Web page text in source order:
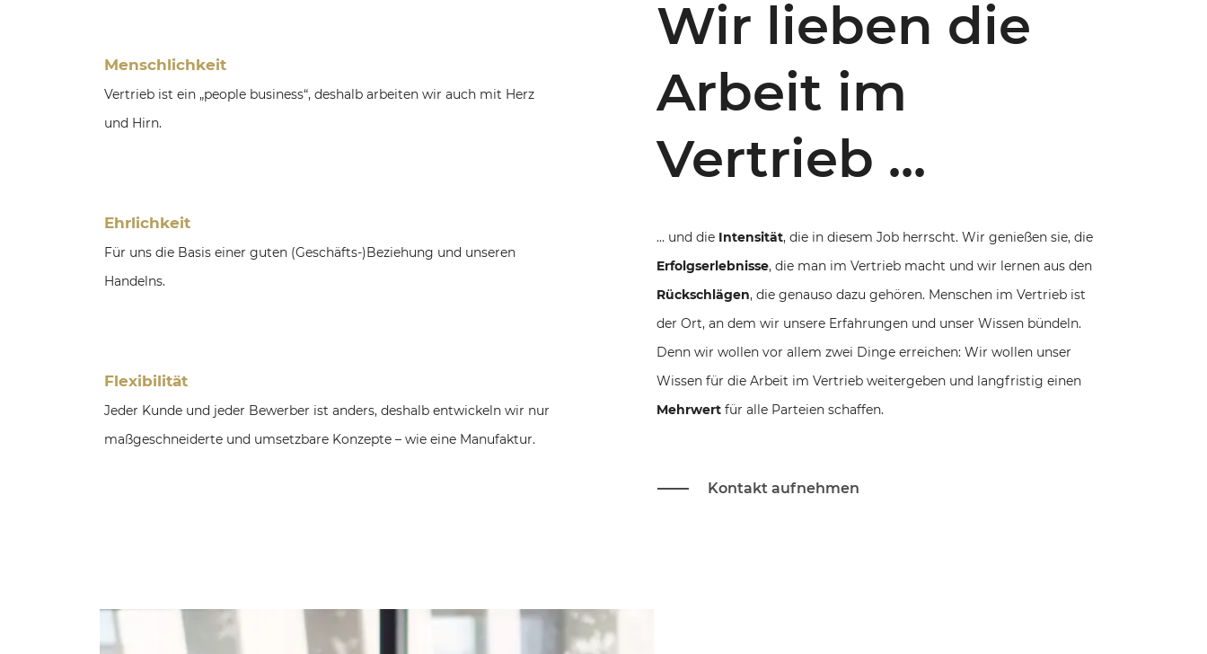
Menschlichkeit
Vertrieb ist ein „people business“, deshalb arbeiten wir auch mit Herz
und Hirn.
Ehrlichkeit
Für uns die Basis einer guten (Geschäfts-)Beziehung und unseren
Handelns.
Flexibilität
Jeder Kunde und jeder Bewerber ist anders, deshalb entwickeln wir nur
maßgeschneiderte und umsetzbare Konzepte – wie eine Manufaktur.
Wir lieben die
Arbeit im
Vertrieb ...
… und die Intensität, die in diesem Job herrscht. Wir genießen sie, die
Erfolgserlebnisse, die man im Vertrieb macht und wir lernen aus den
Rückschlägen, die genauso dazu gehören. Menschen im Vertrieb ist
der Ort, an dem wir unsere Erfahrungen und unser Wissen bündeln.
Denn wir wollen vor allem zwei Dinge erreichen: Wir wollen unser
Wissen für die Arbeit im Vertrieb weitergeben und langfristig einen
Mehrwert für alle Parteien schaffen.
Kontakt aufnehmen